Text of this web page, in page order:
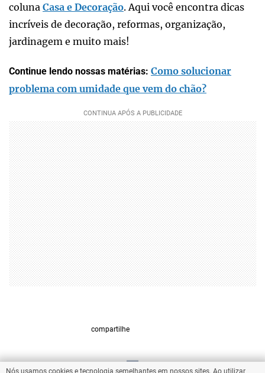
coluna Casa e Decoração. Aqui você encontra dicas
incríveis de decoração, reformas, organização,
jardinagem e muito mais!
Continue lendo nossas matérias: Como solucionar
problema com umidade que vem do chão?
compartilhe
Nós usamos cookies e tecnologia semelhantes em nossos sites. Ao utilizar